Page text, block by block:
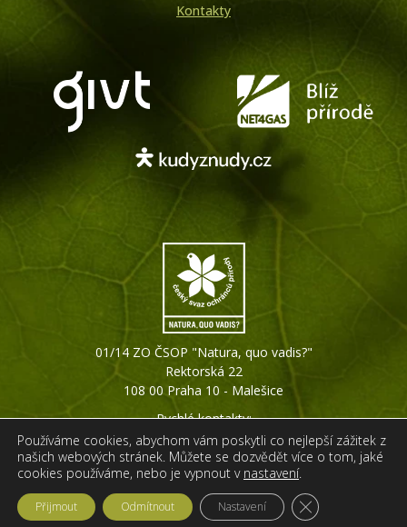
Kontakty
01/14 ZO ČSOP "Natura, quo vadis?"
Rektorská 22
108 00 Praha 10 - Malešice
Rychlé kontakty:
+420 603 426 895
info@natura-praha.org
Web vytvořilaIPC Corporation s.r.o.
Používáme cookies, abychom vám poskytli co nejlepší zážitek z
našich webových stránek. Můžete se dozvědět více o tom, jaké
cookies používáme, nebo je vypnout v nastavení.
Přijmout Odmítnout Nastavení Zavřít cookie